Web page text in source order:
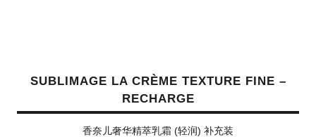
SUBLIMAGE LA CRÈME TEXTURE FINE –
RECHARGE
香奈儿奢华精萃乳霜 (轻润) 补充装